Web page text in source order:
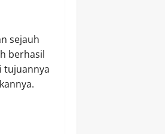
sejauh
berhasil
tujuannya